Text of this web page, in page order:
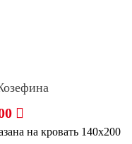
на кровать 140х200